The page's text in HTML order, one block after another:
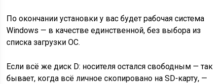
По окончании установки у вас будет рабочая система
Windows — в качестве единственной, без выбора из
списка загрузки ОС.
Если всё же диск D: носителя остался свободным — так
бывает, когда всё личное скопировано на SD-карту, —